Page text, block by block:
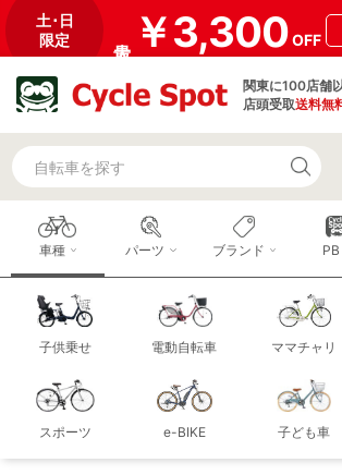
土･日
限定
￥3,300OFF
関東に100店舗
店頭受取送料無
車種
子供乗せ 電動自転車 ママチャリ
スポーツ e-BIKE 子ども車
パーツ ブランド PB